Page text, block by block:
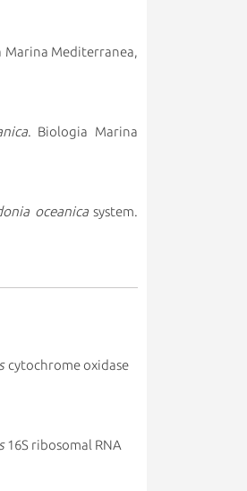
Mediterranea,
. Biologia Marina
oceanicasystem.
cytochrome oxidase
16S ribosomal RNA